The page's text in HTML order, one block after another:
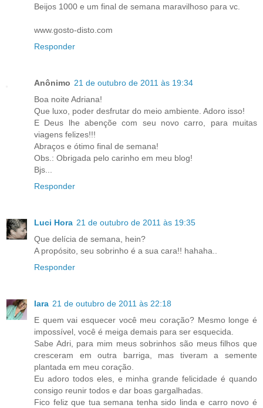
Beijos 1000 e um final de semana maravilhoso para vc.
www.gosto-disto.com
Responder
Anônimo 21 de outubro de 2011 às 19:34
Boa noite Adriana!
Que luxo, poder desfrutar do meio ambiente. Adoro isso!
E Deus lhe abençõe com seu novo carro, para muitas
viagens felizes!!!
Abraços e ótimo final de semana!
Obs.: Obrigada pelo carinho em meu blog!
Bjs...
Responder
Luci Hora 21 de outubro de 2011 às 19:35
Que delícia de semana, hein?
A propósito, seu sobrinho é a sua cara!! hahaha..
Responder
Iara 21 de outubro de 2011 às 22:18
E quem vai esquecer você meu coração? Mesmo longe é
impossível, você é meiga demais para ser esquecida.
Sabe Adri, para mim meus sobrinhos são meus filhos que
cresceram em outra barriga, mas tiveram a semente
plantada em meu coração.
Eu adoro todos eles, e minha grande felicidade é quando
consigo reunir todos e dar boas gargalhadas.
Fico feliz que tua semana tenha sido linda e carro novo é